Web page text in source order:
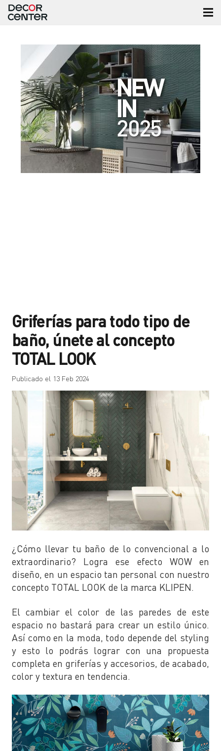
Griferías para todo tipo de
baño, únete al concepto
TOTAL LOOK
Publicado el 13 Feb 2024
¿Cómo llevar tu baño de lo convencional a lo
extraordinario? Logra ese efecto WOW en
diseño, en un espacio tan personal con nuestro
concepto TOTAL LOOK de la marca KLIPEN.
El cambiar el color de las paredes de este
espacio no bastará para crear un estilo único.
Así como en la moda, todo depende del styling
y esto lo podrás lograr con una propuesta
completa en griferías y accesorios, de acabado,
color y textura en tendencia.